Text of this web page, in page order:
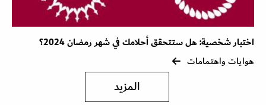
اختبار شخصية: هل ستتحقق أحلامك في شهر رمضان 2024؟
هوايات واهتمامات
المزيد